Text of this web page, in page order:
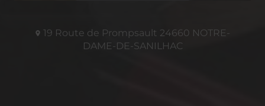
19 Route de Prompsault 24660 NOTRE-
DAME-DE-SANILHAC